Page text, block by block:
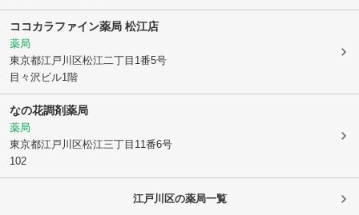
ココカラファイン薬局 松江店
薬局
東京都江戸川区松江二丁目1番5号
目々沢ビル1階
なの花調剤薬局
薬局
東京都江戸川区松江三丁目11番6号
102
江戸川区の薬局一覧